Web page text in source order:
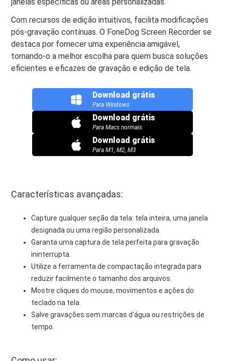
Com recursos de edição intuitivos, facilita modificações
pós-gravação contínuas. O FoneDog Screen Recorder se
destaca por fornecer uma experiência amigável,
tornando-o a melhor escolha para quem busca soluções
eficientes e eficazes de gravação e edição de tela.
Download grátis
Para Windows
Download grátis
Para Macs normais
Download grátis
Para M1, M2, M3
Características avançadas:
Capture qualquer seção da tela: tela inteira, uma janela
designada ou uma região personalizada.
Garanta uma captura de tela perfeita para gravação
ininterrupta.
Utilize a ferramenta de compactação integrada para
reduzir facilmente o tamanho dos arquivos.
Mostre cliques do mouse, movimentos e ações do
teclado na tela.
Salve gravações sem marcas d'água ou restrições de
tempo.